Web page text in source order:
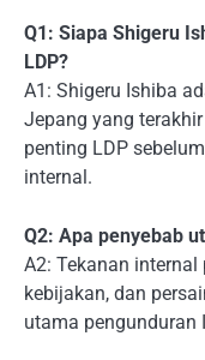
Q1: Siapa Shigeru
LDP?
A1: Shigeru Ishiba
Jepang yang
penting LDP
internal.
Q2: Apa penyebab
A2: Tekanan
kebijakan, dan
utama pengunduran